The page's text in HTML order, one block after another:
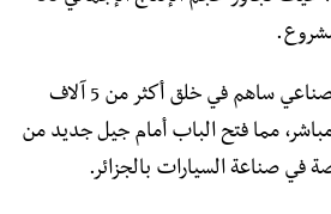
وأشار إلى أن هذا الزخم الصناعي ساهم في خلق أكثر من 5 آلاف
مما فتح الباب أمام جيل جديد من
في صناعة السيارات بالجزائر.